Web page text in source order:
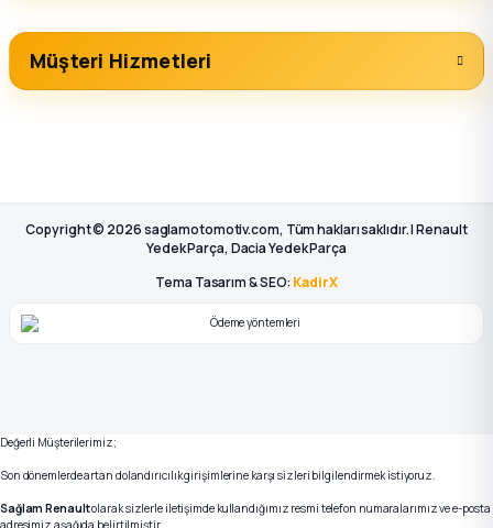
Müşteri Hizmetleri
Copyright © 2026 saglamotomotiv.com, Tüm hakları saklıdır. | Renault
Yedek Parça, Dacia Yedek Parça
Tema Tasarım & SEO: KadirX
Değerli Müşterilerimiz;
Son dönemlerde artan dolandırıcılık girişimlerine karşı sizleri bilgilendirmek istiyoruz.
Sağlam Renaultolarak sizlerle iletişimde kullandığımız resmi telefon numaralarımız ve e-posta
adresimiz aşağıda belirtilmiştir.